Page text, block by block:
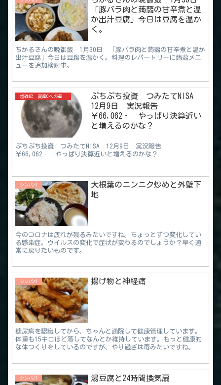
「豚バラ肉と蒟蒻の甘辛煮と温
か出汁豆腐」今日は豆腐を温か
く。
ちかるさんの晩御飯 1月30日 「豚バラ肉と蒟蒻の甘辛煮と温か
出汁豆腐」今日は豆腐を温かく。料理のレパートリーに蒟蒻メニ
ューを追加検討中。
超雑記 資産0への道
ぷちぷち投資 つみたてNISA
12月9日 実況報告
￥66,062‐ やっぱり決算近い
と増えるのかな？
ぷちぷち投資 つみたてNISA 12月9日 実況報告
￥66,062‐ やっぱり決算近いと増えるのかな？
シンパパ
大根葉のニンニク炒めと外壁下
地
今のコロナは疲れが残るみたいですね。ちょっとずつ変化してい
る感染症。ウイルスの変化で症状が変わるのでしょうか？早く通
常に戻りたいものです。
シンパパ 揚げ物と神経痛
糖尿病を認識してから、ちゃんと通院して健康管理しています。
体重も15キロほど落してなんとか維持しています。もっと健康的
な体つくりをしているのですが、やり過ぎは毒みたいですね。
シンパパ 湯豆腐と24時間換気扇